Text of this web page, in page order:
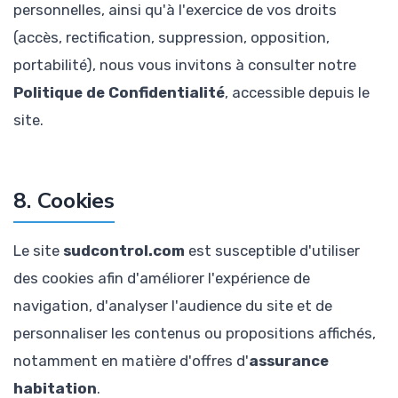
personnelles, ainsi qu'à l'exercice de vos droits
(accès, rectification, suppression, opposition,
portabilité), nous vous invitons à consulter notre
Politique de Confidentialité, accessible depuis le
site.
8. Cookies
Le site sudcontrol.com est susceptible d'utiliser
des cookies afin d'améliorer l'expérience de
navigation, d'analyser l'audience du site et de
personnaliser les contenus ou propositions affichés,
notamment en matière d'offres d'assurance
habitation.